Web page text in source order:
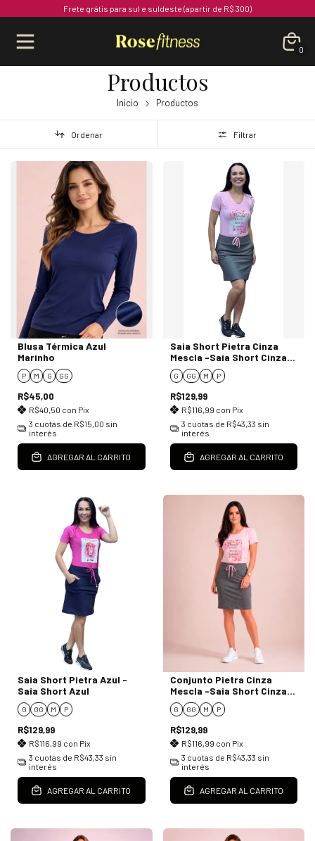
Frete grátis para sul e suldeste (apartir de R$ 300)
0
Productos
Inicio Productos
Ordenar Filtrar
Blusa Térmica Azul
Marinho
P M G GG
R$45,00
R$40,50 con Pix
3 cuotas de R$15,00 sin
interés
AGREGAR AL CARRITO
Saia Short Pietra Cinza
Mescla -Saia Short Cinza
Mescla
G GG M P
R$129,99
R$116,99 con Pix
3 cuotas de R$43,33 sin
interés
AGREGAR AL CARRITO
Saia Short Pietra Azul -
Saia Short Azul
G GG M P
R$129,99
R$116,99 con Pix
3 cuotas de R$43,33 sin
interés
AGREGAR AL CARRITO
Conjunto Pietra Cinza
Mescla -Saia Short Cinza
Mescla e T-Shirt
G GG M P
R$129,99
R$116,99 con Pix
3 cuotas de R$43,33 sin
interés
AGREGAR AL CARRITO